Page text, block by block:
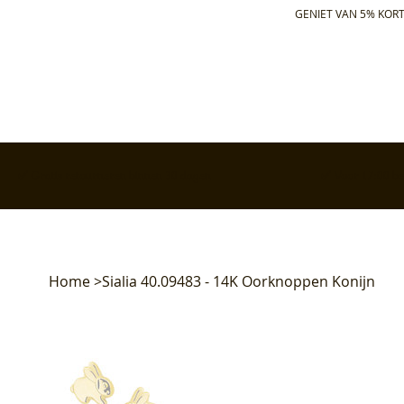
GENIET VAN 5%
Home>Sialia 40.09483 - 14K Oorknoppen Konijn